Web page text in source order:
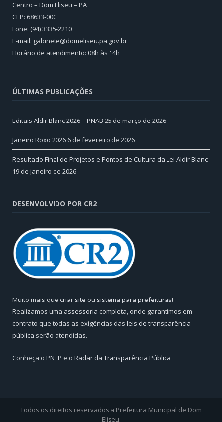
Centro – Dom Eliseu – PA
CEP: 68633-000
Fone: (94) 3335-2210
E-mail: gabinete@domeliseu.pa.gov.br
Horário de atendimento: 08h às 14h
ÚLTIMAS PUBLICAÇÕES
Editais Aldir Blanc 2026 – PNAB 25 de março de 2026
Janeiro Roxo 2026 6 de fevereiro de 2026
Resultado Final de Projetos e Pontos de Cultura da Lei Aldir Blanc
19 de janeiro de 2026
DESENVOLVIDO POR CR2
Muito mais que criar site ou sistema para prefeituras!
Realizamos uma assessoria completa, onde garantimos em
contrato que todas as exigências das leis de transparência
pública serão atendidas.
Conheça o PNTP e o Radar da Transparência Pública
Todos os direitos reservados a Prefeitura Municipal de Dom
Eliseu.